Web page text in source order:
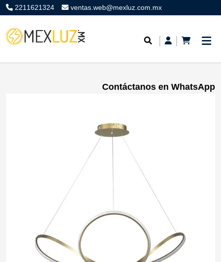
2211621324 ventas.web@mexluz.com.mx
Contáctanos en WhatsApp